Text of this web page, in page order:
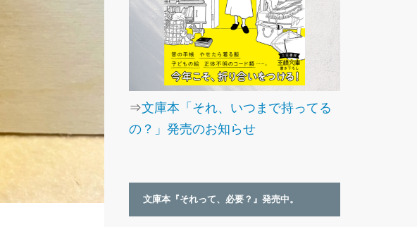
⇒文庫本「それ、いつまで持ってる
の？」発売のお知らせ
文庫本『それって、必要？』発売中。